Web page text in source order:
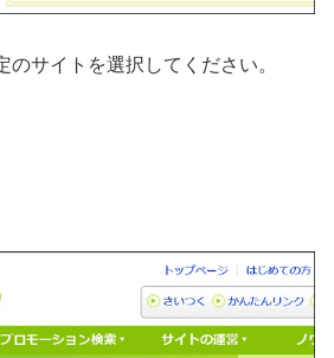
のサイトを選択してください。